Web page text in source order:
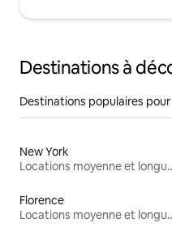
Destinations à
Destinations populaires
New York
Locations
Florence
Locations